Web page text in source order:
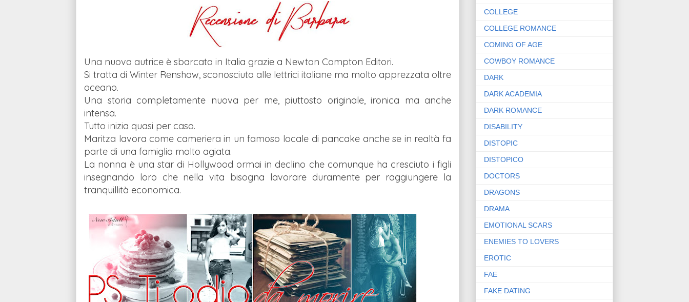
Una nuova autrice è sbarcata in Italia grazie a Newton Compton Editori.
Si tratta di Winter Renshaw, sconosciuta alle lettrici italiane ma molto apprezzata oltre
oceano.
Una storia completamente nuova per me, piuttosto originale, ironica ma anche
intensa.
Tutto inizia quasi per caso.
Maritza lavora come cameriera in un famoso locale di pancake anche se in realtà fa
parte di una famiglia molto agiata.
La nonna è una star di Hollywood ormai in declino che comunque ha cresciuto i figli
insegnando loro che nella vita bisogna lavorare duramente per raggiungere la
tranquillità economica.
COLLEGE
COLLEGE ROMANCE
COMING OF AGE
COWBOY ROMANCE
DARK
DARK ACADEMIA
DARK ROMANCE
DISABILITY
DISTOPIC
DISTOPICO
DOCTORS
DRAGONS
DRAMA
EMOTIONAL SCARS
ENEMIES TO LOVERS
EROTIC
FAE
FAKE DATING